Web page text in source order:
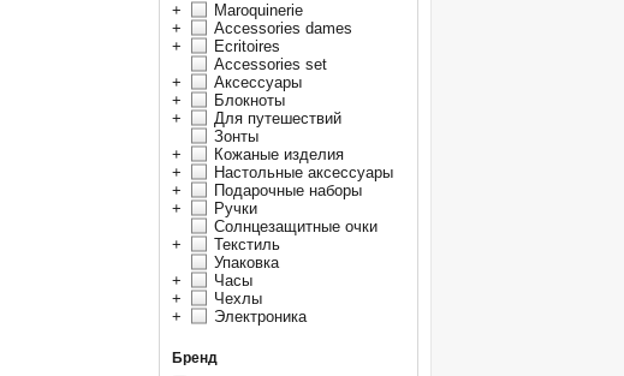
+
Maroquinerie
+
Accessories dames
+
Ecritoires
Accessories set
+
Аксессуары
+
Блокноты
+
Для путешествий
Зонты
+
Кожаные изделия
+
Настольные аксессуары
+
Подарочные наборы
+
Ручки
Солнцезащитные очки
+
Текстиль
Упаковка
+
Часы
+
Чехлы
+
Электроника
Бренд